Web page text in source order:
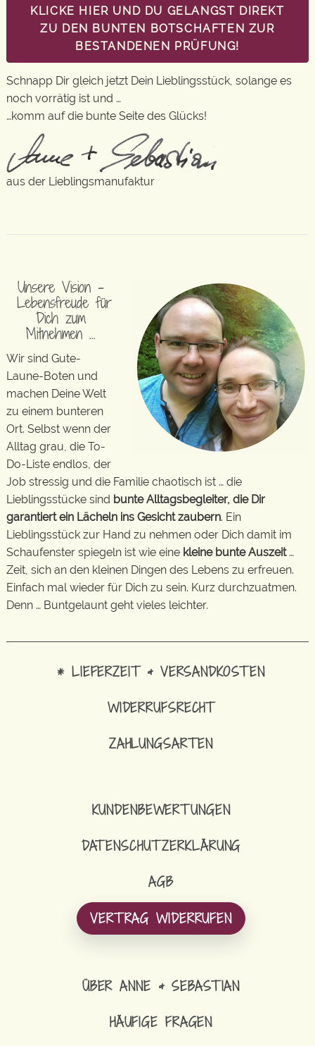
KLICKE HIER UND DU GELANGST DIREKT
ZU DEN BUNTEN BOTSCHAFTEN ZUR
BESTANDENEN PRÜFUNG!
Schnapp Dir gleich jetzt Dein Lieblingsstück, solange es
noch vorrätig ist und …
…komm auf die bunte Seite des Glücks!
aus der Lieblingsmanufaktur
Unsere Vision –
Lebensfreude für
Dich zum
Mitnehmen …
Wir sind Gute-
Laune-Boten und
machen Deine Welt
zu einem bunteren
Ort. Selbst wenn der
Alltag grau, die To-
Do-Liste endlos, der
Job stressig und die Familie chaotisch ist … die
Lieblingsstücke sind bunte Alltagsbegleiter, die Dir
garantiert ein Lächeln ins Gesicht zaubern. Ein
Lieblingsstück zur Hand zu nehmen oder Dich damit im
Schaufenster spiegeln ist wie eine kleine bunte Auszeit…
Zeit, sich an den kleinen Dingen des Lebens zu erfreuen.
Einfach mal wieder für Dich zu sein. Kurz durchzuatmen.
Denn … Buntgelaunt geht vieles leichter.
* LIEFERZEIT & VERSANDKOSTEN
WIDERRUFSRECHT
ZAHLUNGSARTEN
KUNDENBEWERTUNGEN
DATENSCHUTZERKLÄRUNG
AGB
VERTRAG WIDERRUFEN
ÜBER ANNE & SEBASTIAN
HÄUFIGE FRAGEN